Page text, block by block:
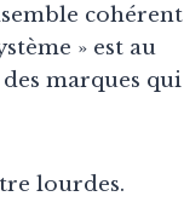
cohérent
» est au
marques qui
lourdes.